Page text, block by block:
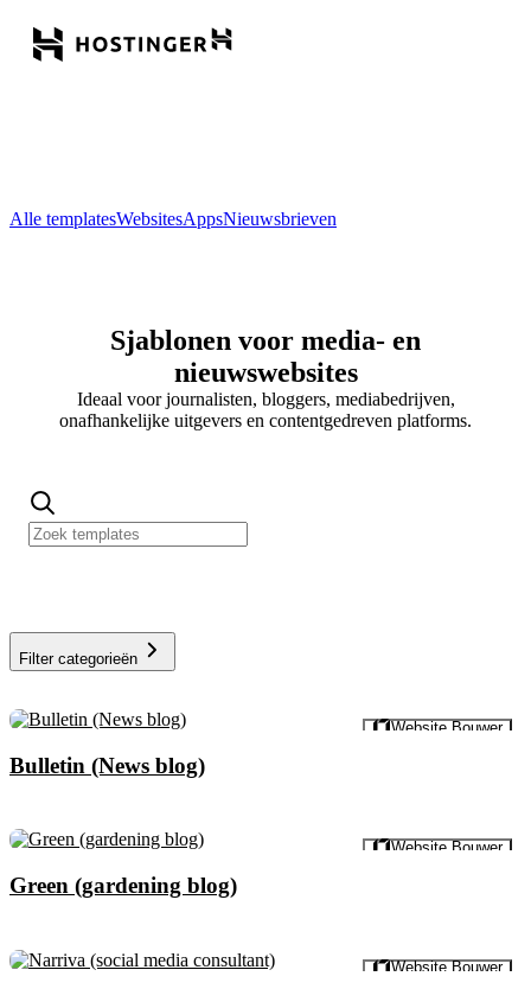
Alle templatesWebsitesAppsNieuwsbrieven
Sjablonen voor media- en
nieuwswebsites
Ideaal voor journalisten, bloggers, mediabedrijven,
onafhankelijke uitgevers en contentgedreven platforms.
Filter categorieën
Website Bouwer
Bulletin (News blog)
Website Bouwer
Green (gardening blog)
Voorbeeld Website Bouwer